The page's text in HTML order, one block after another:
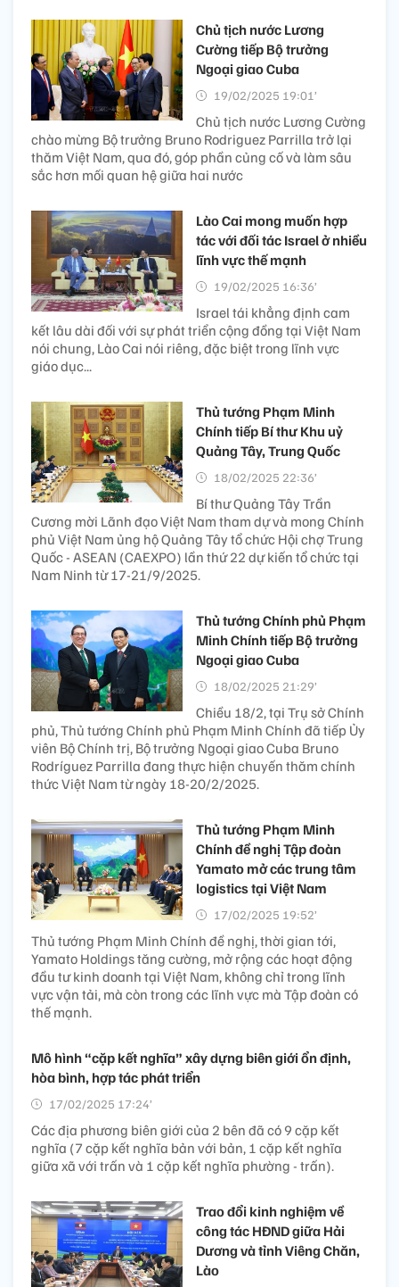
Chủ tịch nước Lương
Cường tiếp Bộ trưởng
Ngoại giao Cuba
19/02/2025 19:01’
Chủ tịch nước Lương Cường
chào mừng Bộ trưởng Bruno Rodriguez Parrilla trở lại
thăm Việt Nam, qua đó, góp phần củng cố và làm sâu
sắc hơn mối quan hệ giữa hai nước
Lào Cai mong muốn hợp
tác với đối tác Israel ở nhiều
lĩnh vực thế mạnh
19/02/2025 16:36’
Israel tái khẳng định cam
kết lâu dài đối với sự phát triển cộng đồng tại Việt Nam
nói chung, Lào Cai nói riêng, đặc biệt trong lĩnh vực
giáo dục...
Thủ tướng Phạm Minh
Chính tiếp Bí thư Khu uỷ
Quảng Tây, Trung Quốc
18/02/2025 22:36’
Bí thư Quảng Tây Trần
Cương mời Lãnh đạo Việt Nam tham dự và mong Chính
phủ Việt Nam ủng hộ Quảng Tây tổ chức Hội chợ Trung
Quốc - ASEAN (CAEXPO) lần thứ 22 dự kiến tổ chức tại
Nam Ninh từ 17-21/9/2025.
Thủ tướng Chính phủ Phạm
Minh Chính tiếp Bộ trưởng
Ngoại giao Cuba
18/02/2025 21:29’
Chiều 18/2, tại Trụ sở Chính
phủ, Thủ tướng Chính phủ Phạm Minh Chính đã tiếp Ủy
viên Bộ Chính trị, Bộ trưởng Ngoại giao Cuba Bruno
Rodríguez Parrilla đang thực hiện chuyến thăm chính
thức Việt Nam từ ngày 18-20/2/2025.
Thủ tướng Phạm Minh
Chính đề nghị Tập đoàn
Yamato mở các trung tâm
logistics tại Việt Nam
17/02/2025 19:52’
Thủ tướng Phạm Minh Chính đề nghị, thời gian tới,
Yamato Holdings tăng cường, mở rộng các hoạt động
đầu tư kinh doanh tại Việt Nam, không chỉ trong lĩnh
vực vận tải, mà còn trong các lĩnh vực mà Tập đoàn có
thế mạnh.
Mô hình “cặp kết nghĩa” xây dựng biên giới ổn định,
hòa bình, hợp tác phát triển ​
17/02/2025 17:24’
Các địa phương biên giới của 2 bên đã có 9 cặp kết
nghĩa (7 cặp kết nghĩa bản với bản, 1 cặp kết nghĩa
giữa xã với trấn và 1 cặp kết nghĩa phường - trấn).
Trao đổi kinh nghiệm về
công tác HĐND giữa Hải
Dương và tỉnh Viêng Chăn,
Lào